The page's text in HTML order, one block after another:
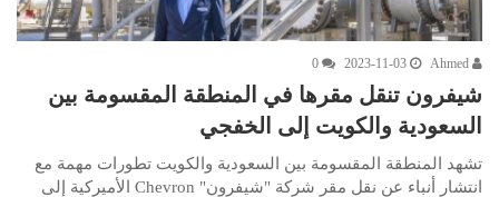
2023-11-03
0
شيفرون تنقل مقرها في المنطقة المقسومة بين
السعودية والكويت إلى الخفجي
تشهد المنطقة المقسومة بين السعودية والكويت تطورات مهمة مع
انتشار أنباء عن نقل مقر شركة "شيفرون" Chevron الأميركية إلى